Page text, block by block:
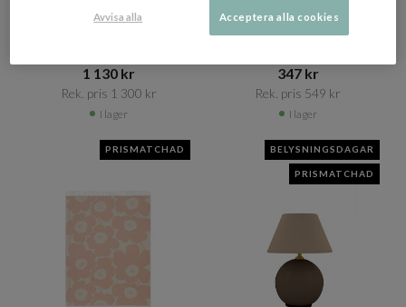
Københavner Kruka med Fat
Raw Rosa Terracotta Ø35
1 130 kr​​
Rek. pris 1 300 kr​​
I lager
Lori Skål Rosa/Brun Ø18
347 kr​​
Rek. pris 549 kr​​
I lager
PRISMATCHAD BELYSNINGSDAGAR
PRISMATCHAD
Avvisa alla Acceptera alla cookies